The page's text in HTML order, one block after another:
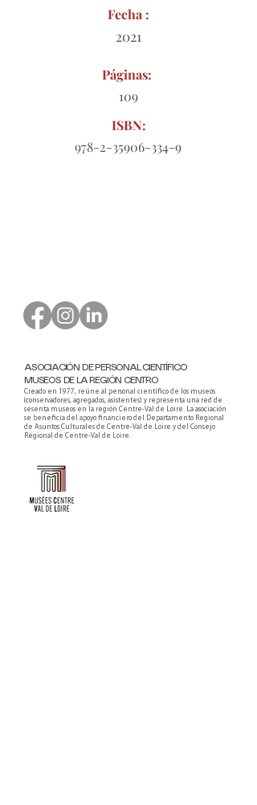
Fecha :
2021
Páginas:
109
ISBN:
978-2-35906-334-9
ASOCIACIÓN DE PERSONAL CIENTÍFICO
MUSEOS DE LA REGIÓN CENTRO
Creado en 1977, reúne al personal científico de los museos
(conservadores, agregados, asistentes) y representa una red de
sesenta museos en la región Centre-Val de Loire. La asociación
se beneficia del apoyo financiero del Departamento Regional
de Asuntos Culturales de Centre-Val de Loire y del Consejo
Regional de Centre-Val de Loire.